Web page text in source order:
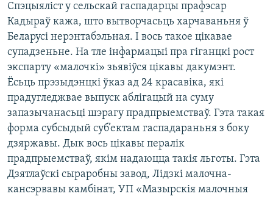
Спэцыяліст у сельскай гаспадарцы прафэсар
Кадыраў кажа, што вытворчасьць харчаваньня ў
Беларусі нерэнтабэльная. І вось такое цікавае
супадзеньне. На тле інфармацыі пра гіганцкі рост
экспарту «малочкі» зьявіўся цікавы дакумэнт.
Ёсьць прэзыдэнцкі ўказ ад 24 красавіка, які
прадугледжвае выпуск аблігацый на суму
запазычанасьці шэрагу прадпрыемстваў. Гэта такая
форма субсыдый суб’ектам гаспадараньня з боку
дзяржавы. Дык вось цікавы пералік
прадпрыемстваў, якім надаюцца такія льготы. Гэта
Дзятлаўскі сыраробны завод, Лідзкі малочна-
кансэрвавы камбінат, УП «Мазырскія малочныя